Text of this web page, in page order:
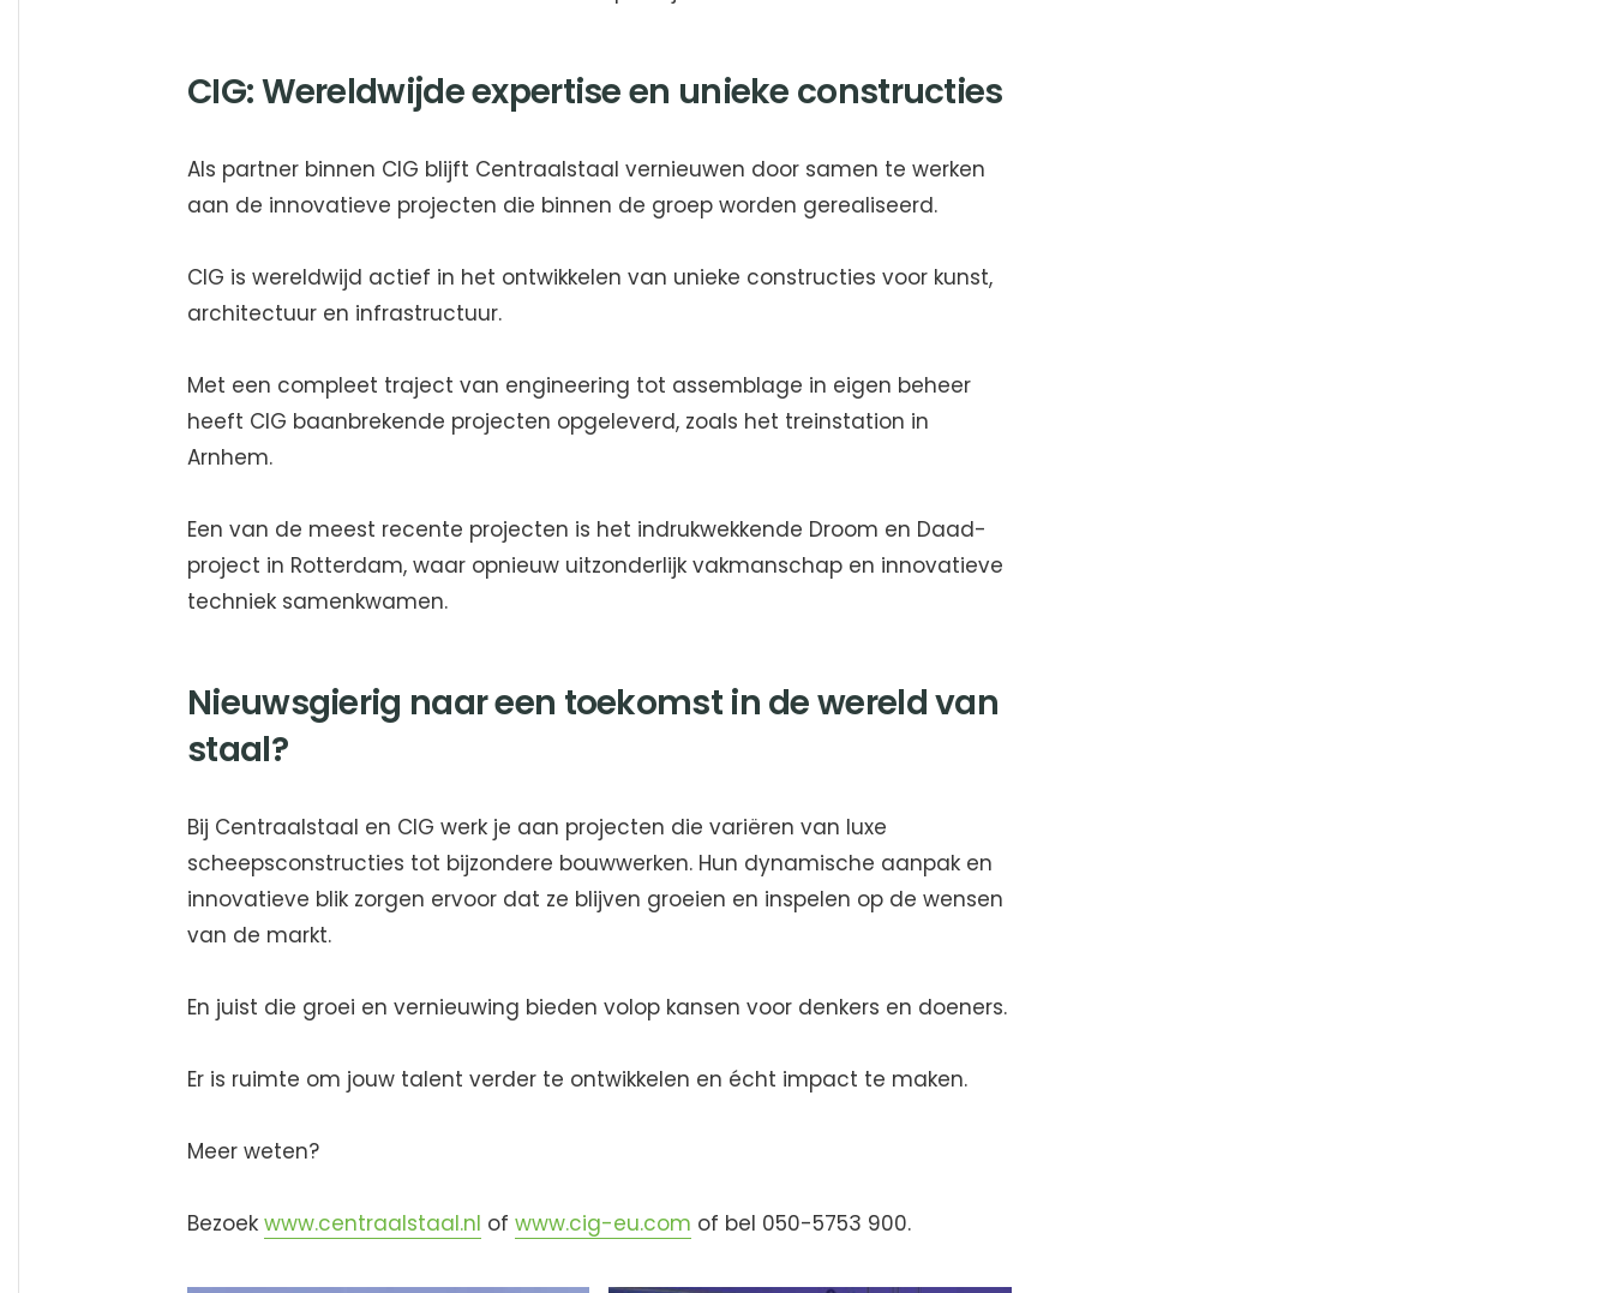
CIG: Wereldwijde expertise en unieke constructies
Als partner binnen CIG blijft Centraalstaal vernieuwen door samen te werken
aan de innovatieve projecten die binnen de groep worden gerealiseerd.
CIG is wereldwijd actief in het ontwikkelen van unieke constructies voor kunst,
architectuur en infrastructuur.
Met een compleet traject van engineering tot assemblage in eigen beheer
heeft CIG baanbrekende projecten opgeleverd, zoals het treinstation in
Arnhem.
Een van de meest recente projecten is het indrukwekkende Droom en Daad-
project in Rotterdam, waar opnieuw uitzonderlijk vakmanschap en innovatieve
techniek samenkwamen.
Nieuwsgierig naar een toekomst in de wereld van
staal?
Bij Centraalstaal en CIG werk je aan projecten die variëren van luxe
scheepsconstructies tot bijzondere bouwwerken. Hun dynamische aanpak en
innovatieve blik zorgen ervoor dat ze blijven groeien en inspelen op de wensen
van de markt.
En juist die groei en vernieuwing bieden volop kansen voor denkers en doeners.
Er is ruimte om jouw talent verder te ontwikkelen en écht impact te maken.
Meer weten?
Bezoek www.centraalstaal.nl of www.cig-eu.com of bel 050-5753 900.